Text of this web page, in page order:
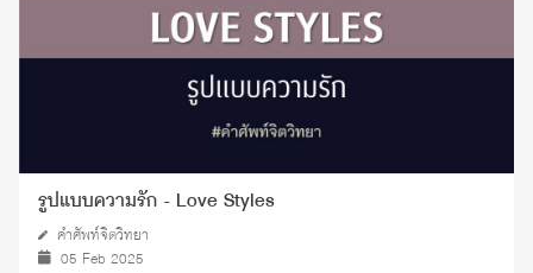
รูปแบบความรัก - Love Styles
คำศัพท์จิตวิทยา
05 Feb 2025